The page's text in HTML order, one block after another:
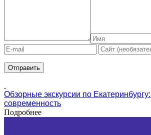
Обзорные экскурсии по
современность
Подробнее